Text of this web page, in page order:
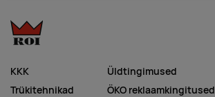
KKK
Trükitehnikad
Üldtingimused
ÖKO reklaamkingitused